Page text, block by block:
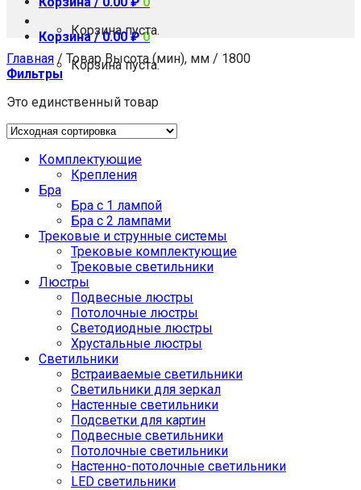
Корзина /0.00₽ 0
Корзина пуста.
Корзина пуста.
Главная / Товар Высота (мин), мм / 1800
Фильтры
Это единственный товар
Комплектующие
Крепления
Бра
Бра с 1 лампой
Бра с 2 лампами
Трековые и струнные системы
Трековые комплектующие
Трековые светильники
Люстры
Подвесные люстры
Потолочные люстры
Светодиодные люстры
Хрустальные люстры
Светильники
Встраиваемые светильники
Светильники для зеркал
Настенные светильники
Подсветки для картин
Подвесные светильники
Потолочные светильники
Настенно-потолочные светильники
LED светильники